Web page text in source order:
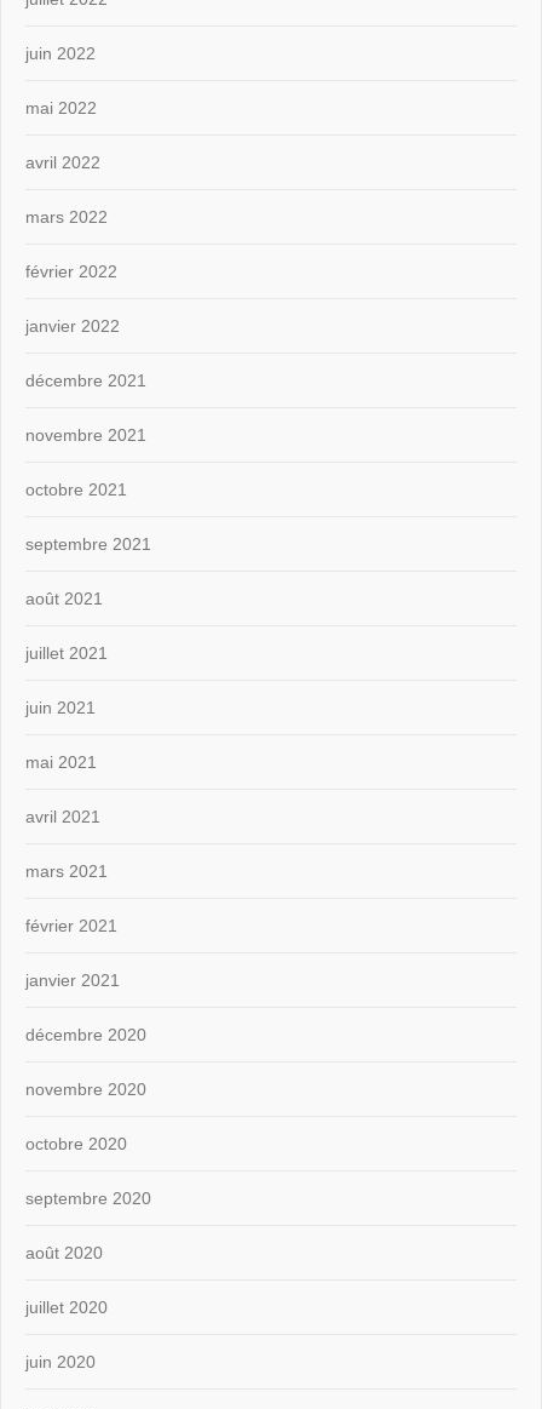
juin 2022
mai 2022
avril 2022
mars 2022
février 2022
janvier 2022
décembre 2021
novembre 2021
octobre 2021
septembre 2021
août 2021
juillet 2021
juin 2021
mai 2021
avril 2021
mars 2021
février 2021
janvier 2021
décembre 2020
novembre 2020
octobre 2020
septembre 2020
août 2020
juillet 2020
juin 2020